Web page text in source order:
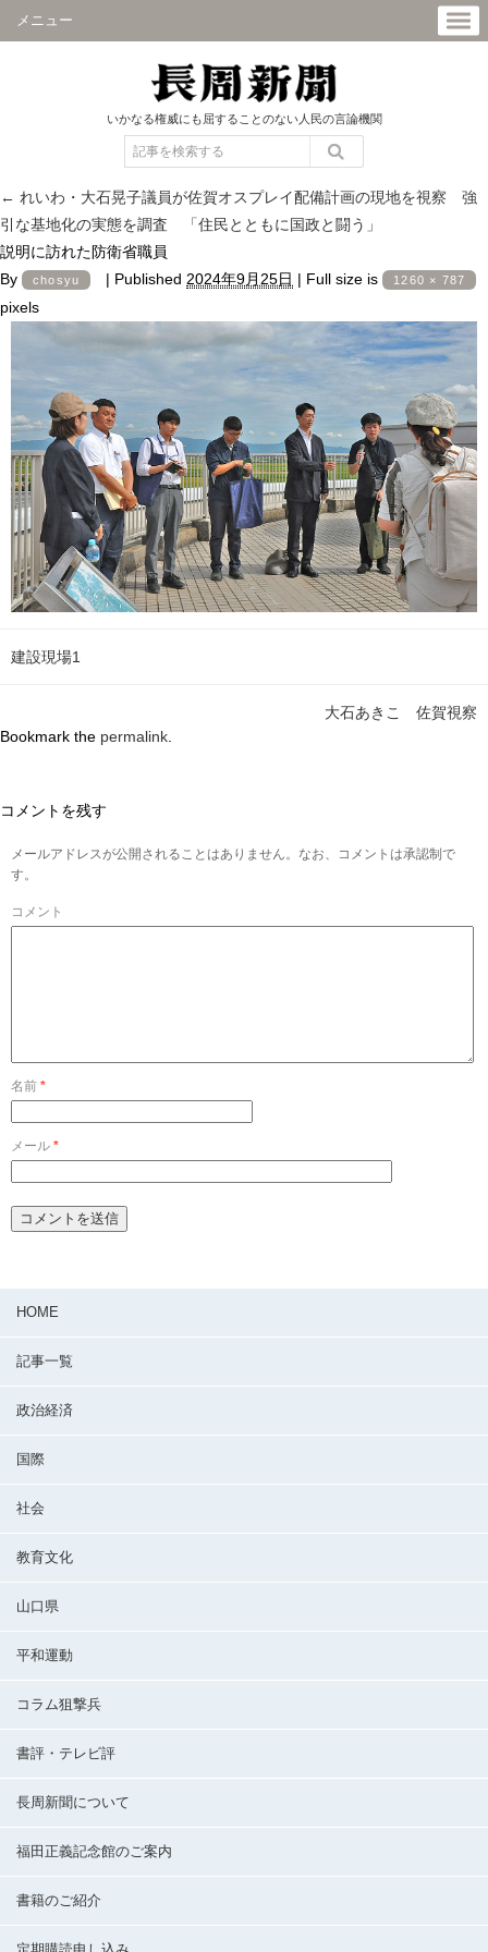
メニュー
いかなる権威にも屈することのない人民の言論機関
← れいわ・大石晃子議員が佐賀オスプレイ配備計画の現地を視察 強
引な基地化の実態を調査 「住民とともに国政と闘う」
説明に訪れた防衛省職員
By
chosyu | Published 2024年9月25日 | Full size is 1260 × 787
pixels
建設現場1
大石あきこ 佐賀視察
Bookmark the permalink
コメントを残す
メールアドレスが公開されることはありません。なお、コメントは承認制で
す。
コメント
名前 *
メール *
HOME
記事一覧
政治経済
国際
社会
教育文化
山口県
平和運動
コラム狙撃兵
書評・テレビ評
長周新聞について
福田正義記念館のご案内
書籍のご紹介